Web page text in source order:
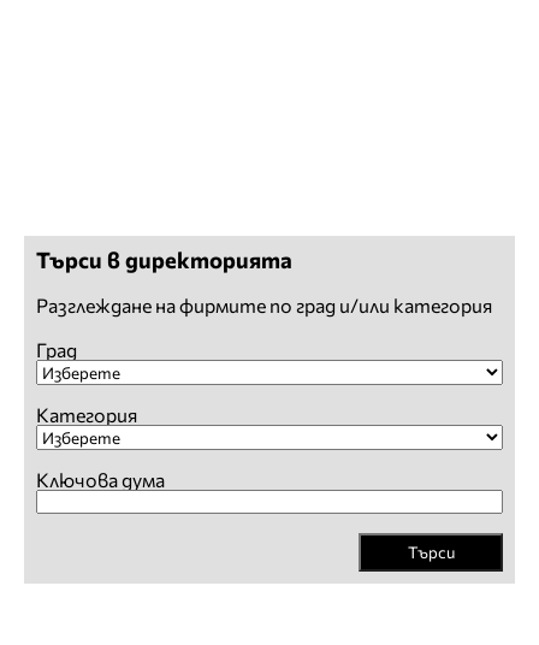
Търси в директорията
Разглеждане на фирмите по град и/или категория
Град
Категория
Ключова дума
Търси